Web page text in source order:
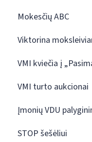
Mokesčių ABC
Viktorina
VMI kviečia į
VMI turto aukcionai
Įmonių VDU
STOP šešėliui